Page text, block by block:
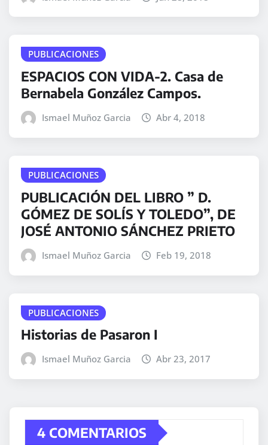
PUBLICACIONES
ESPACIOS CON VIDA-2. Casa de
Bernabela González Campos.
Ismael Muñoz Garcia Abr 4, 2018
PUBLICACIONES
PUBLICACIÓN DEL LIBRO ” D.
GÓMEZ DE SOLÍS Y TOLEDO”, DE
JOSÉ ANTONIO SÁNCHEZ PRIETO
Ismael Muñoz Garcia Feb 19, 2018
PUBLICACIONES
Historias de Pasaron I
Ismael Muñoz Garcia Abr 23, 2017
4 COMENTARIOS